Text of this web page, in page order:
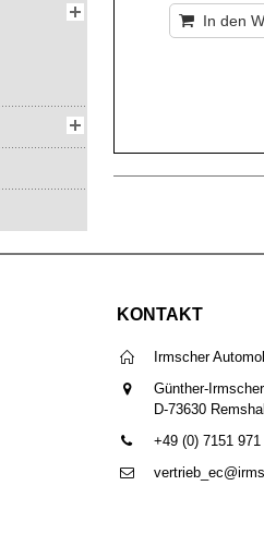
In den
KONTAKT
Irmscher
Günther-
D-73630
+49 (0) 7151 971